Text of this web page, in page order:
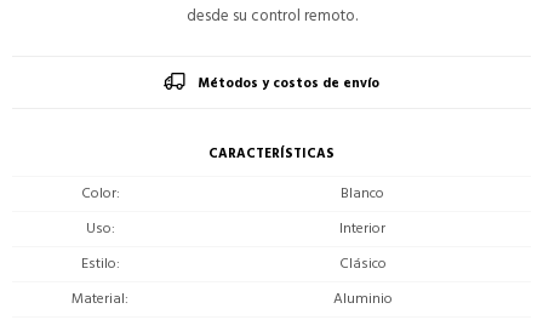
desde su control remoto.
Métodos y costos de envío
CARACTERÍSTICAS
Color
Blanco
Uso
Interior
Estilo
Clásico
Material
Aluminio